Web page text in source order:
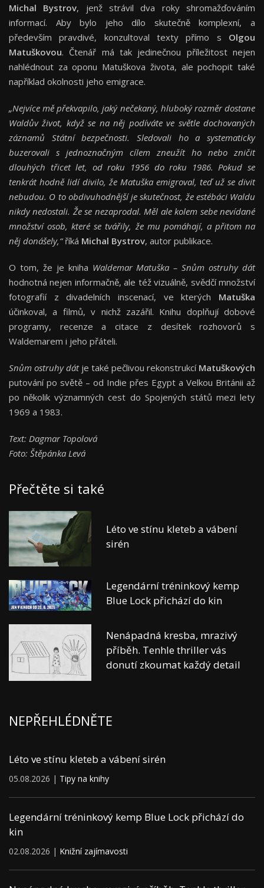
Michal Bystrov, jenž strávil dva roky shromažďováním
informací. Aby bylo jeho dílo skutečně komplexní, a
především pravdivé, konzultoval texty přímo s Olgou
Matuškovou. Čtenář má tak jedinečnou příležitost nejen
nahlédnout za oponu Matuškova života, ale pochopit také
například okolnosti jeho emigrace.
„Nejvíce mě překvapilo, jaký nečekaný, hluboký rozměr dostane
Waldův život, když se na něj podíváte ve světle dochovaných
záznamů Státní bezpečnosti. Sledovali ho a systematicky
buzerovali s jednoznačným cílem zneužít ho nebo zničit
dlouhých třicet let, od roku 1956 do roku 1986. Pokud se
tenkrát hodně lidí divilo, že Matuška emigroval, teď už se divit
nebudou. O to obdivuhodnější je skutečnost, že estébáci Waldu
nikdy nedostali. Že se nezaprodal. Měl ale kolem sebe nevídané
množství osob, které se tvářily, že mu pomáhají, a přitom na
něj donášely,“říká Michal Bystrov, autor publikace.
O tom, že je kniha Waldemar Matuška – Snům ostruhy dát
hodnotná nejen informačně, ale též vizuálně, svědčí množství
fotografií z divadelních inscenací, ve kterých Matuška
účinkoval, a filmů, v nichž zazářil. Knihu doplňují dobové
programy, recenze a citace z desítek rozhovorů s
Waldemarem i jeho přáteli.
Snům ostruhy dátje také pečlivou rekonstrukcí Matuškových
putování po světě – od Indie přes Egypt a Velkou Británii až
po několik významných cest do Spojených států mezi lety
1969 a 1983.
Text: Dagmar Topolová
Foto: Štěpánka Levá
Přečtěte si také
Léto ve stínu kleteb a vábení
sirén
Legendární tréninkový kemp
Blue Lock přichází do kin
Nenápadná kresba, mrazivý
příběh. Tenhle thriller vás
donutí zkoumat každý detail
NEPŘEHLÉDNĚTE
Léto ve stínu kleteb a vábení sirén
05.08.2026 | Tipy na knihy
Legendární tréninkový kemp Blue Lock přichází do
kin
02.08.2026 | Knižní zajímavosti